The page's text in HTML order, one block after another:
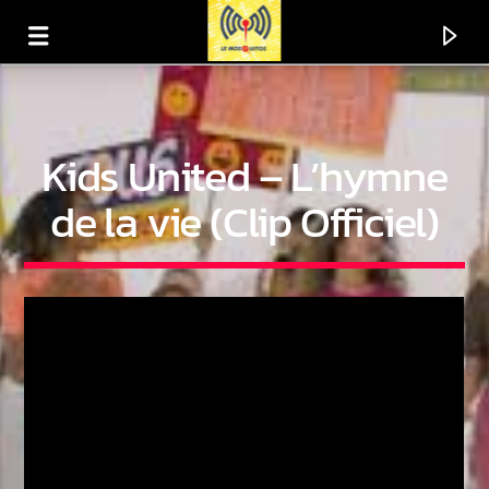
Kids United – L’hymne
de la vie (Clip Officiel)